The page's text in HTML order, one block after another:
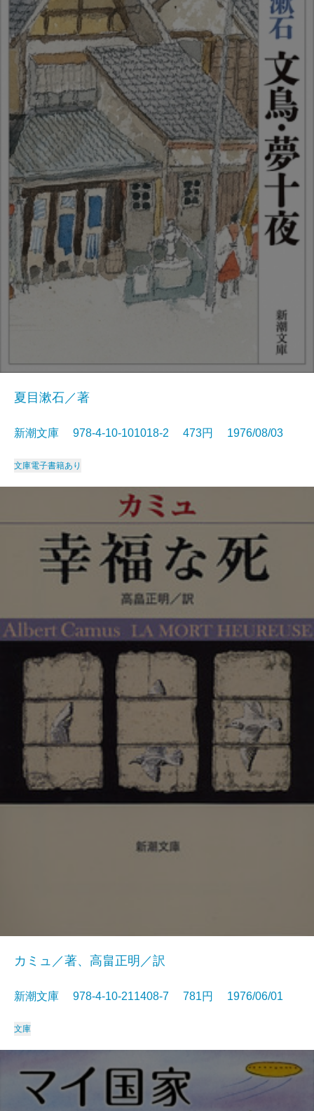
夏目漱石／著
新潮文庫 978-4-10-101018-2 473円 1976/08/03
文庫電子書籍あり
カミュ／著、高畠正明／訳
新潮文庫 978-4-10-211408-7 781円 1976/06/01
文庫